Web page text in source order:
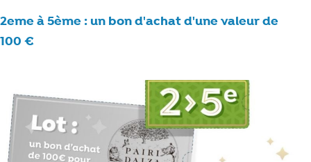
2eme à 5ème : un bon d'achat d'une valeur de
100 €